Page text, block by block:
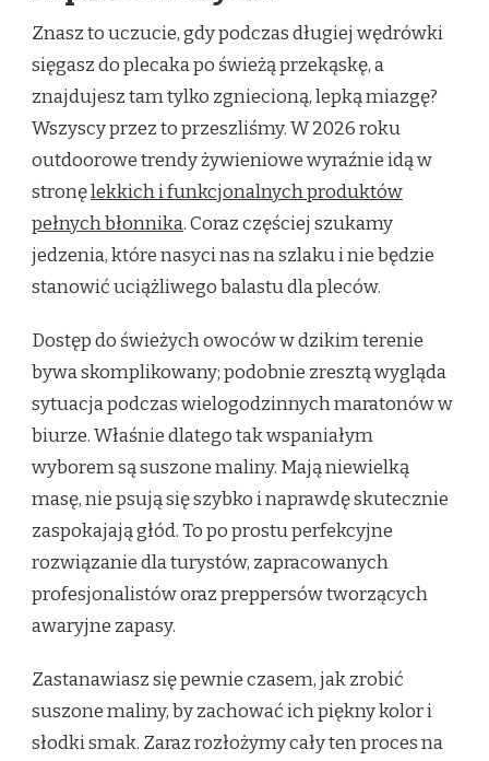
Znasz to uczucie, gdy podczas długiej wędrówki
sięgasz do plecaka po świeżą przekąskę, a
znajdujesz tam tylko zgniecioną, lepką miazgę?
Wszyscy przez to przeszliśmy. W 2026 roku
outdoorowe trendy żywieniowe wyraźnie idą w
stronęlekkich i funkcjonalnych produktów
pełnych błonnika. Coraz częściej szukamy
jedzenia, które nasyci nas na szlaku i nie będzie
stanowić uciążliwego balastu dla pleców.
Dostęp do świeżych owoców w dzikim terenie
bywa skomplikowany; podobnie zresztą wygląda
sytuacja podczas wielogodzinnych maratonów w
biurze. Właśnie dlatego tak wspaniałym
wyborem są suszone maliny. Mają niewielką
masę, nie psują się szybko i naprawdę skutecznie
zaspokajają głód. To po prostu perfekcyjne
rozwiązanie dla turystów, zapracowanych
profesjonalistów oraz preppersów tworzących
awaryjne zapasy.
Zastanawiasz się pewnie czasem, jak zrobić
suszone maliny, by zachować ich piękny kolor i
słodki smak. Zaraz rozłożymy cały ten proces na